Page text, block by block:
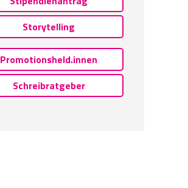
Storytelling
Promotionsheld.innen
Schreibratgeber